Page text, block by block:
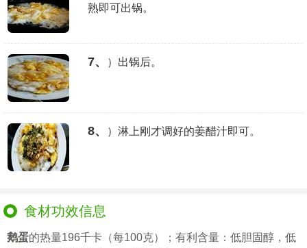
熟即可出锅。
7、 ）出锅后。
8、 ）淋上刚才调好的姜醋汁即可。
食材功效信息
鹅蛋的热量196千卡（每100克）；有利含量：低胆固醇，低